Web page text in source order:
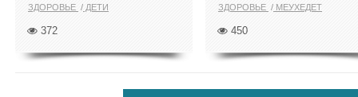
ЗДОРОВЬЕ ДЕТИ
372
ЗДОРОВЬЕ МЕУХЕДЕТ
450